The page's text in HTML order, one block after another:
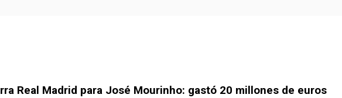
Real Madrid para José Mourinho: gastó 20 millones de euros